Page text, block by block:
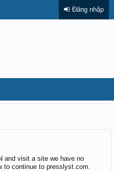
Đăng nhập
and visit a site we have no
to continue to presslyst.com.